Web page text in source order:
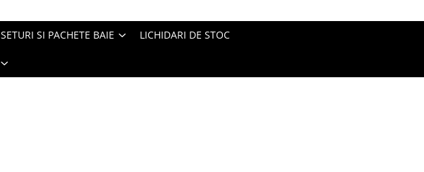
SETURI SI PACHETE BAIE LICHIDARI DE STOC